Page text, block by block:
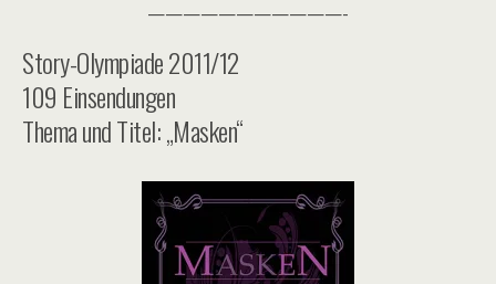
———————————-
Story-Olympiade 2011/12
109 Einsendungen
Thema und Titel: „Masken“